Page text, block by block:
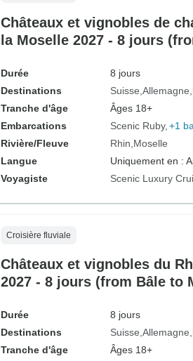
Châteaux et vignobles de
la Moselle 2027 - 8 jours
Durée
8 jours
Destinations
Suisse Allemagne
Tranche d'âge
Âges 18+
Embarcations
Scenic Ruby +1
Rivière/Fleuve
Rhin Moselle
Langue
Uniquement en :
Voyagiste
Scenic Luxury
Croisière fluviale
Châteaux et vignobles du
2027 - 8 jours (from Bâle to
Durée
8 jours
Destinations
Suisse Allemagne
Tranche d'âge
Âges 18+